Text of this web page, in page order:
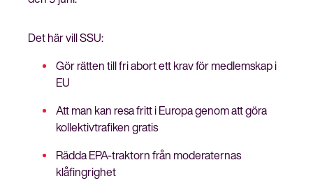
Det här vill SSU:
Gör rätten till fri abort ett krav för medlemskap i
EU
Att man kan resa fritt i Europa genom att göra
kollektivtrafiken gratis
Rädda EPA-traktorn från moderaternas
klåfingrighet